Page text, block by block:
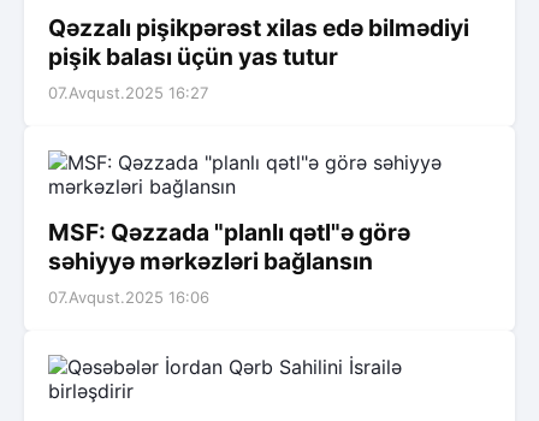
Qəzzalı pişikpərəst xilas edə bilmədiyi
pişik balası üçün yas tutur
07.Avqust.2025 16:27
MSF: Qəzzada "planlı qətl"ə görə
səhiyyə mərkəzləri bağlansın
07.Avqust.2025 16:06